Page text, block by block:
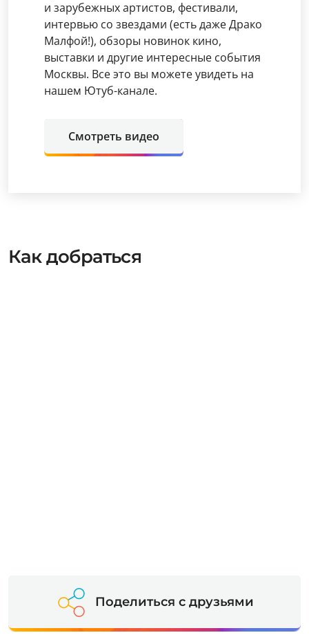
и зарубежных артистов, фестивали,
интервью со звездами (есть даже Драко
Малфой!), обзоры новинок кино,
выставки и другие интересные события
Москвы. Все это вы можете увидеть на
нашем Ютуб-канале.
Смотреть видео
Как добраться
Поделиться с друзьями